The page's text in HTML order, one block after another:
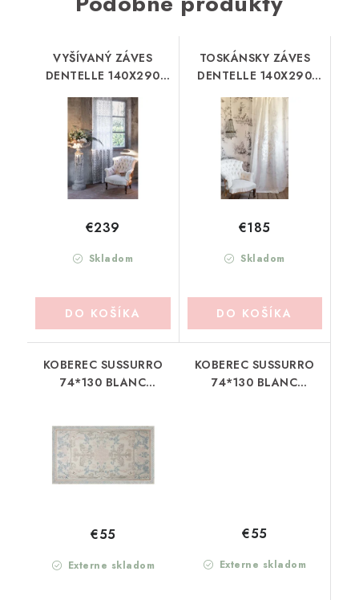
VYŠÍVANÝ ZÁVES
DENTELLE 140X290
BLANC MARICLO
(A38718)
Skladom
€239
DO KOŠÍKA
TOSKÁNSKY ZÁVES
DENTELLE 140X290
BLANC MARICLO
(A38706)
Skladom
€185
DO KOŠÍKA
KOBEREC SUSSURRO
74*130 BLANC
Externe skladom
€55
KOBEREC SUSSURRO
74*130 BLANC
Externe skladom
€55